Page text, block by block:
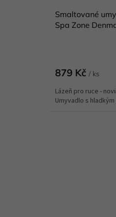
Smaltované
Spa Zone
879 Kč / ks
Lázeň pro ruce -
Umyvadlo s hladkým